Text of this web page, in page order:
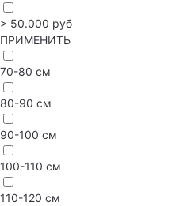
> 50.000 руб
ПРИМЕНИТЬ
70-80 см
80-90 см
90-100 см
100-110 см
110-120 см